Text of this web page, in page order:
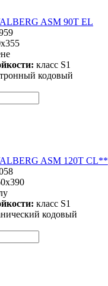
ASM 90T EL
класс S1
кодовый
ASM 120T CL**
класс S1
кодовый